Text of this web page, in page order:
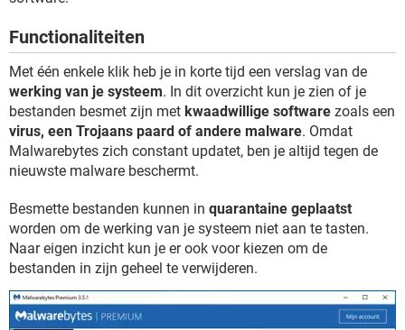
Functionaliteiten
Met één enkele klik heb je in korte tijd een verslag van de
werking van je systeem. In dit overzicht kun je zien of je
bestanden besmet zijn met kwaadwillige software zoals een
virus, een Trojaans paard of andere malware. Omdat
Malwarebytes zich constant updatet, ben je altijd tegen de
nieuwste malware beschermt.
Besmette bestanden kunnen in quarantaine geplaatst
worden om de werking van je systeem niet aan te tasten.
Naar eigen inzicht kun je er ook voor kiezen om de
bestanden in zijn geheel te verwijderen.